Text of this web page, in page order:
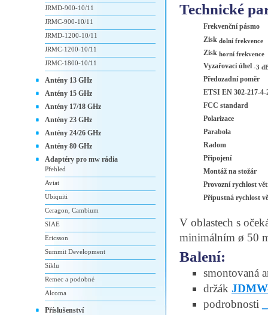
Technické
Frekvenční pásmo
Zisk dolní frekvence
Zisk horní frekvence
Vyzařovací úhel -3
Předozadní poměr
ETSI EN 302-217-4-
FCC standard
Polarizace
Parabola
Radom
Připojení
Montáž na stožár
Provozní rychlost
Přípustná rychlost
V oblastech s
minimálním ø 50
Balení:
smontovaná
držák
podrobnosti
JRMD-900-10/11
JRMC-900-10/11
JRMD-1200-10/11
JRMC-1200-10/11
JRMC-1800-10/11
Antény 13 GHz
Antény 15 GHz
Antény 17/18 GHz
Antény 23 GHz
Antény 24/26 GHz
Antény 80 GHz
Adaptéry pro mw rádia
Přehled
Aviat
Ubiquiti
Ceragon, Cambium
SIAE
Ericsson
Summit Development
Siklu
Remec a podobné
Alcoma
Příslušenství